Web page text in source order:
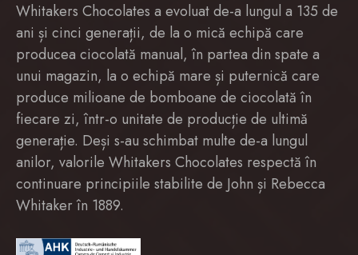
Whitakers Chocolates a evoluat de-a lungul a 135 de
ani și cinci generații, de la o mică echipă care
producea ciocolată manual, în partea din spate a
unui magazin, la o echipă mare și puternică care
produce milioane de bomboane de ciocolată în
fiecare zi, într-o unitate de producție de ultimă
generație. Deși s-au schimbat multe de-a lungul
anilor, valorile Whitakers Chocolates respectă în
continuare principiile stabilite de John și Rebecca
Whitaker în 1889.